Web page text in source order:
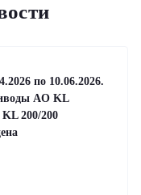
по 10.06.2026.
AO KL
200/200